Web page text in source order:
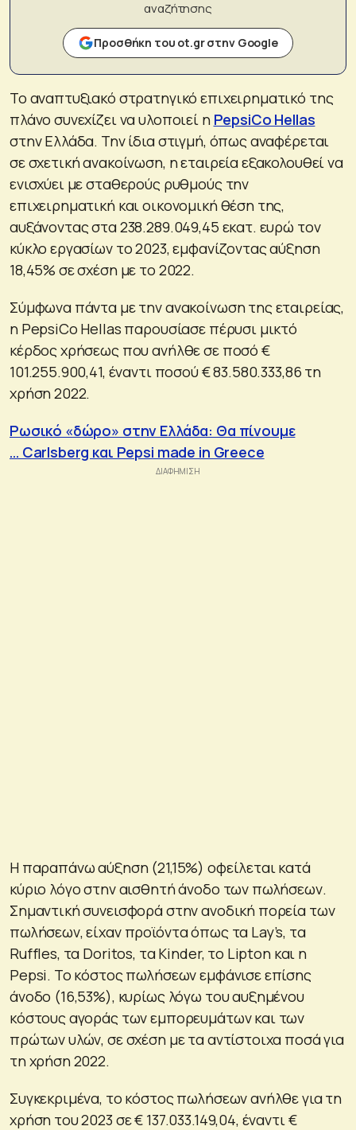
αναζήτησης
Προσθήκη του ot.gr στην Google
Το αναπτυξιακό στρατηγικό επιχειρηματικό της
πλάνο συνεχίζει να υλοποιεί η PepsiCo Hellas
στην Ελλάδα. Την ίδια στιγμή, όπως αναφέρεται
σε σχετική ανακοίνωση, η εταιρεία εξακολουθεί να
ενισχύει με σταθερούς ρυθμούς την
επιχειρηματική και οικονομική θέση της,
αυξάνοντας στα 238.289.049,45 εκατ. ευρώ τον
κύκλο εργασίων το 2023, εμφανίζοντας αύξηση
18,45% σε σχέση με το 2022.
Σύμφωνα πάντα με την ανακοίνωση της εταιρείας,
η PepsiCo Hellas παρουσίασε πέρυσι μικτό
κέρδος χρήσεως που ανήλθε σε ποσό €
101.255.900,41, έναντι ποσού € 83.580.333,86 τη
χρήση 2022.
Ρωσικό «δώρο» στην Ελλάδα: Θα πίνουμε
… Carlsberg και Pepsi made in Greece
Η παραπάνω αύξηση (21,15%) οφείλεται κατά
κύριο λόγο στην αισθητή άνοδο των πωλήσεων.
Σημαντική συνεισφορά στην ανοδική πορεία των
πωλήσεων, είχαν προϊόντα όπως τα Lay’s, τα
Ruffles, τα Doritos, τα Kinder, το Lipton και η
Pepsi. Το κόστος πωλήσεων εμφάνισε επίσης
άνοδο (16,53%), κυρίως λόγω του αυξημένου
κόστους αγοράς των εμπορευμάτων και των
πρώτων υλών, σε σχέση με τα αντίστοιχα ποσά για
τη χρήση 2022.
Συγκεκριμένα, το κόστος πωλήσεων ανήλθε για τη
χρήση του 2023 σε € 137.033.149,04, έναντι €